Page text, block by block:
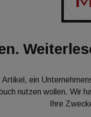
Artikel, ein
nutzen wollen. Wir
Ihre